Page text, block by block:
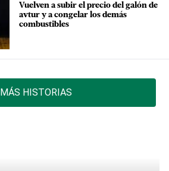
Vuelven a subir el precio del galón de
avtur y a congelar los demás
combustibles
MÁS HISTORIAS